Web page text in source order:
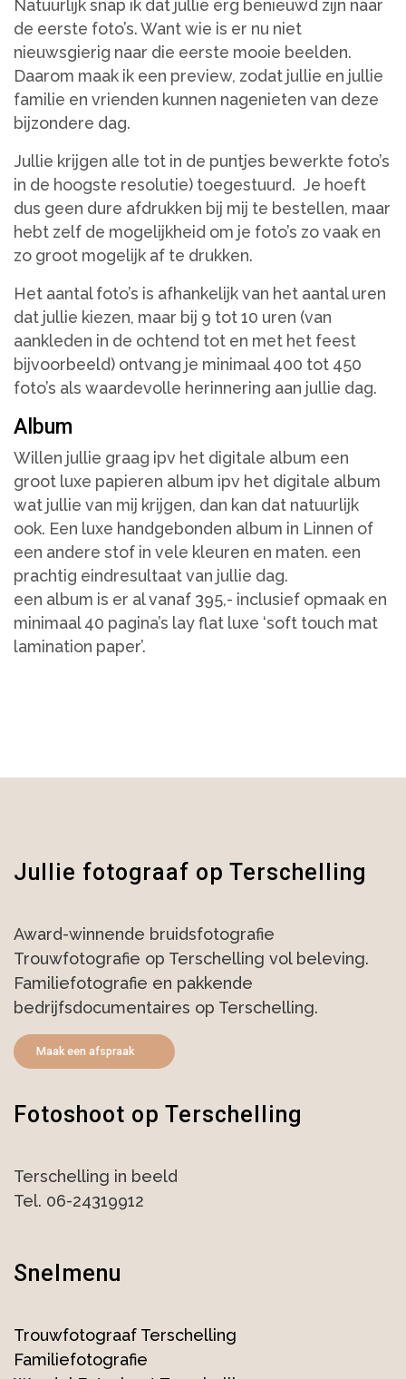
Natuurlijk snap ik dat jullie erg benieuwd zijn naar
de eerste foto’s. Want wie is er nu niet
nieuwsgierig naar die eerste mooie beelden.
Daarom maak ik een preview, zodat jullie en jullie
familie en vrienden kunnen nagenieten van deze
bijzondere dag.
Jullie krijgen alle tot in de puntjes bewerkte foto’s
in de hoogste resolutie) toegestuurd. Je hoeft
dus geen dure afdrukken bij mij te bestellen, maar
hebt zelf de mogelijkheid om je foto’s zo vaak en
zo groot mogelijk af te drukken.
Het aantal foto’s is afhankelijk van het aantal uren
dat jullie kiezen, maar bij 9 tot 10 uren (van
aankleden in de ochtend tot en met het feest
bijvoorbeeld) ontvang je minimaal 400 tot 450
foto’s als waardevolle herinnering aan jullie dag.
Album
Willen jullie graag ipv het digitale album een
groot luxe papieren album ipv het digitale album
wat jullie van mij krijgen, dan kan dat natuurlijk
ook. Een luxe handgebonden album in Linnen of
een andere stof in vele kleuren en maten. een
prachtig eindresultaat van jullie dag.
een album is er al vanaf 395,- inclusief opmaak en
minimaal 40 pagina’s lay flat luxe ‘soft touch mat
lamination paper’.
Jullie fotograaf op Terschelling
Award-winnende bruidsfotografie
Trouwfotografie op Terschelling vol beleving.
Familiefotografie en pakkende
bedrijfsdocumentaires op Terschelling.
Maak een afspraak
Fotoshoot op Terschelling
Terschelling in beeld
Tel. 06-24319912
Snelmenu
Trouwfotograaf Terschelling
Familiefotografie